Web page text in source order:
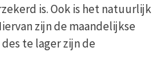
is. Ook is het natuurlijk
zijn de maandelijkse
te lager zijn de